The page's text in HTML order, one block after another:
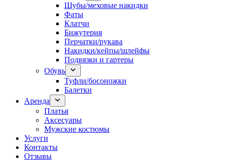
Шубы/меховые накидки
Фаты
Клатчи
Бижутерия
Перчатки/рукава
Накидки/кейпы/шлейфы
Подвязки и гартеры
Обувь
Туфли/босоножки
Балетки
Аренда
Платья
Аксесуары
Мужские костюмы
Услуги
Контакты
Отзывы